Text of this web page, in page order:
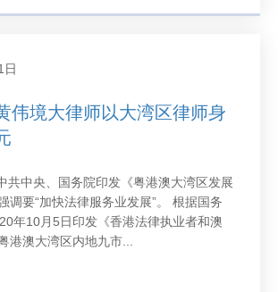
日
伟境大律师以大湾区律师身
共中央、国务院印发《粤港澳大湾区发展
调要“加快法律服务业发展”。 根据国务
年10月5日印发《香港法律执业者和澳
港澳大湾区内地九市...